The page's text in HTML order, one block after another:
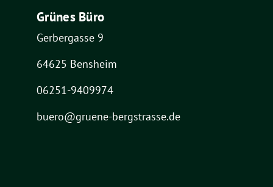
Grünes Büro
Gerbergasse 9
64625 Bensheim
06251-9409974
buero@gruene-bergstrasse.de